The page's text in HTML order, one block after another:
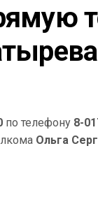
по телефону 8-
Ольга